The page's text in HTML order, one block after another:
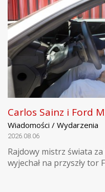
Carlos Sainz i Ford
Wiadomości / Wydarzenia
2026.08.06
Rajdowy mistrz świata
wyjechał na przyszły tor